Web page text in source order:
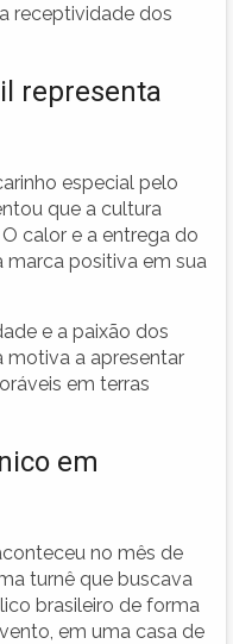
receptividade dos
representa
especial pelo
que a cultura
calor e a entrega do
marca positiva em sua
e a paixão dos
motiva a apresentar
em terras
em
no mês de
turnê que buscava
brasileiro de forma
em uma casa de